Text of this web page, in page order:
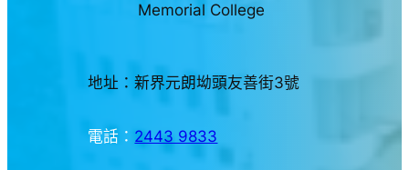
Memorial College
地址：新界元朗坳頭友善街3號
電話： 2443 9833